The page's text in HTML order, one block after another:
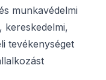
munkavédelmi
kereskedelmi,
tevékenységet